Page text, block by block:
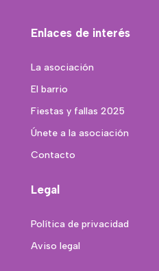
Enlaces de interés
La asociación
El barrio
Fiestas y fallas 2025
Únete a la asociación
Contacto
Legal
Política de privacidad
Aviso legal